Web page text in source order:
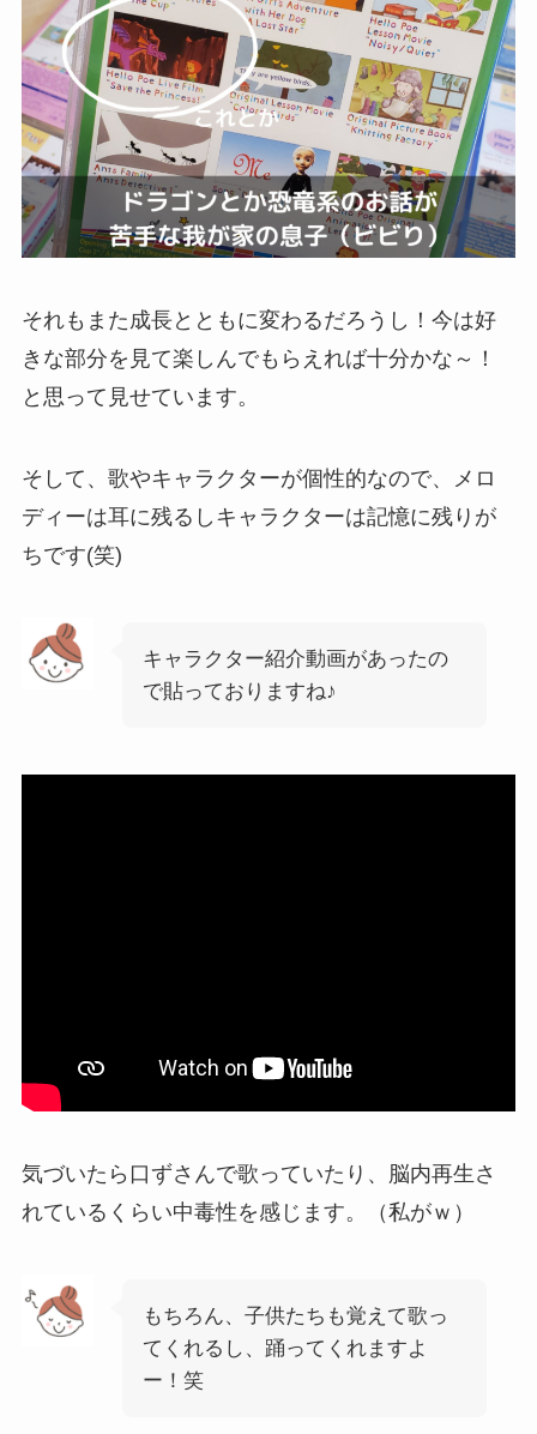
それもまた成長とともに変わるだろうし！今は好
きな部分を見て楽しんでもらえれば十分かな～！
と思って見せています。
そして、歌やキャラクターが個性的なので、メロ
ディーは耳に残るしキャラクターは記憶に残りが
ちです(笑)
キャラクター紹介動画があったの
で貼っておりますね♪
気づいたら口ずさんで歌っていたり、脳内再生さ
れているくらい中毒性を感じます。（私がｗ）
もちろん、子供たちも覚えて歌っ
てくれるし、踊ってくれますよ
ー！笑